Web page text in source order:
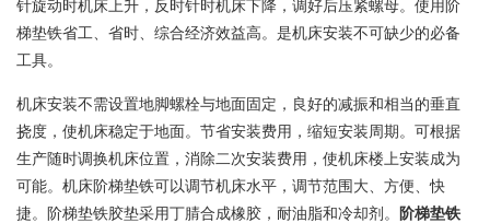
针旋动时机床上升，反时针时机床下降，调好后压紧螺母。使用阶
梯垫铁省工、省时、综合经济效益高。是机床安装不可缺少的必备
工具。
机床安装不需设置地脚螺栓与地面固定，良好的减振和相当的垂直
挠度，使机床稳定于地面。节省安装费用，缩短安装周期。可根据
生产随时调换机床位置，消除二次安装费用，使机床楼上安装成为
可能。机床阶梯垫铁可以调节机床水平，调节范围大、方便、快
捷。阶梯垫铁胶垫采用丁腈合成橡胶，耐油脂和冷却剂。
阶梯垫铁